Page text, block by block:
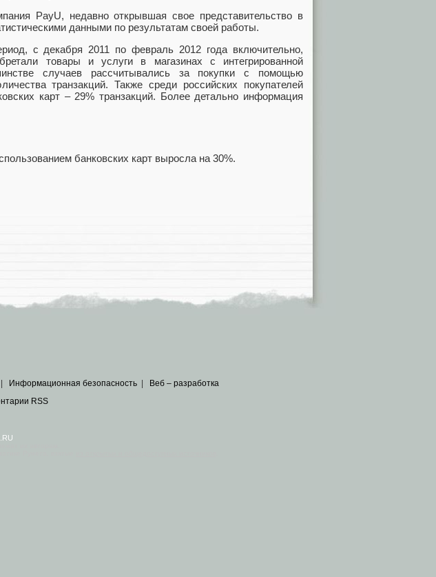
PayU, недавно открывшая свое представительство в
данными по результатам своей работы.
с декабря 2011 по февраль 2012 года включительно,
товары и услуги в магазинах с интегрированной
случаев рассчитывались за покупки с помощью
транзакций. Также среди российских покупателей
карт – 29% транзакций. Более детально информация
банковских карт выросла на 30%.
Информационная безопасность
Веб – разработка
RSS